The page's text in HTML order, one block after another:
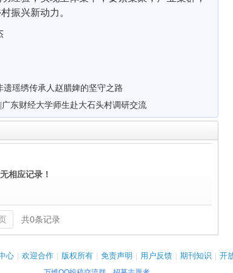
村振兴新动力 。
瑶绣传承人赵腊婢的坚守之路
东财经大学师生赴大石头村调研交流
相应记录！
共0条记录
心 | 欢迎合作 | 版权所有 | 免责声明 | 用户反馈 | 期刊知识 | 开